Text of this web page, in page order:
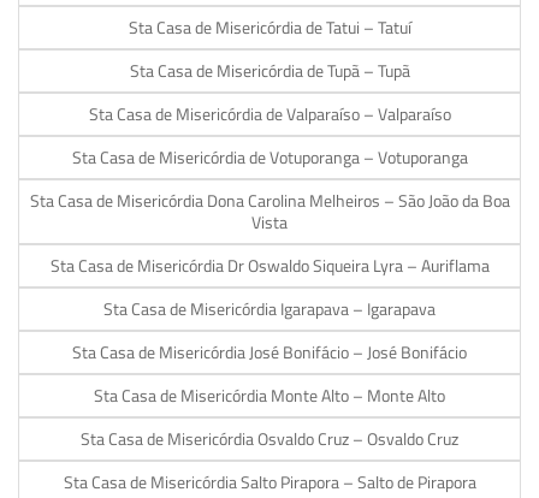
Sta Casa de Misericórdia de Tatui – Tatuí
Sta Casa de Misericórdia de Tupã – Tupã
Sta Casa de Misericórdia de Valparaíso – Valparaíso
Sta Casa de Misericórdia de Votuporanga – Votuporanga
Sta Casa de Misericórdia Dona Carolina Melheiros – São João da Boa
Vista
Sta Casa de Misericórdia Dr Oswaldo Siqueira Lyra – Auriflama
Sta Casa de Misericórdia Igarapava – Igarapava
Sta Casa de Misericórdia José Bonifácio – José Bonifácio
Sta Casa de Misericórdia Monte Alto – Monte Alto
Sta Casa de Misericórdia Osvaldo Cruz – Osvaldo Cruz
Sta Casa de Misericórdia Salto Pirapora – Salto de Pirapora